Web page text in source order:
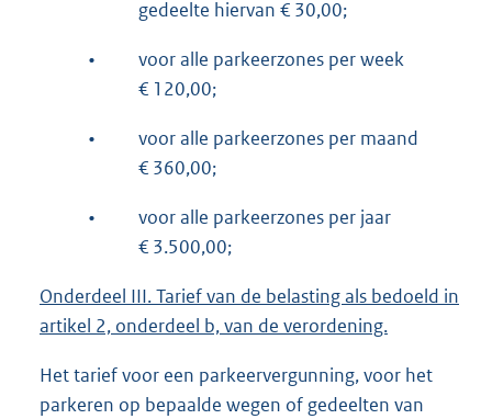
gedeelte hiervan € 30,00;
•
voor alle parkeerzones per week
€ 120,00;
•
voor alle parkeerzones per maand
€ 360,00;
•
voor alle parkeerzones per jaar
€ 3.500,00;
Onderdeel III. Tarief van de belasting als bedoeld in
artikel 2, onderdeel b, van de verordening.
Het tarief voor een parkeervergunning, voor het
parkeren op bepaalde wegen of gedeelten van